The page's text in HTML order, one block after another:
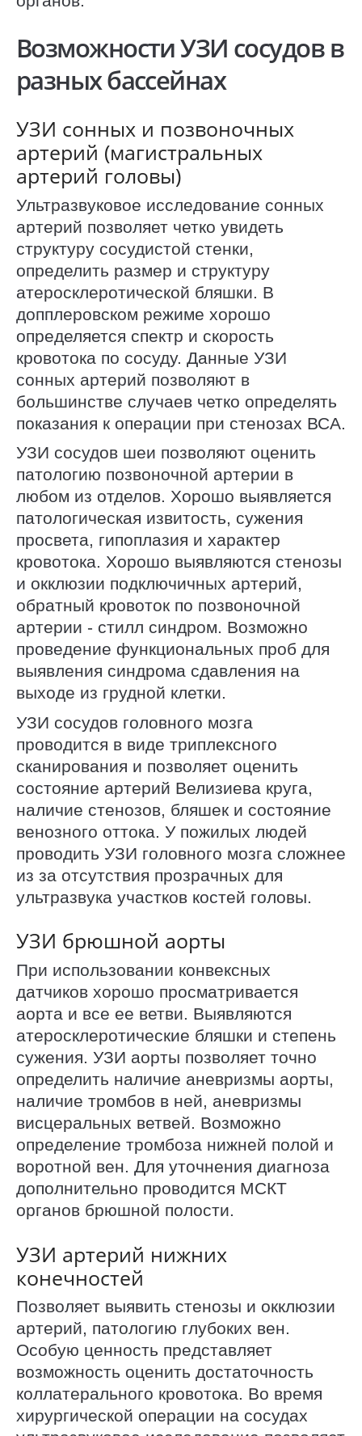
Возможности УЗИ сосудов в
разных бассейнах
УЗИ сонных и позвоночных
артерий (магистральных
артерий головы)
Ультразвуковое исследование сонных
артерий позволяет четко увидеть
структуру сосудистой стенки,
определить размер и структуру
атеросклеротической бляшки. В
допплеровском режиме хорошо
определяется спектр и скорость
кровотока по сосуду. Данные УЗИ
сонных артерий позволяют в
большинстве случаев четко определять
показания к операции при стенозах ВСА.
УЗИ сосудов шеи позволяют оценить
патологию позвоночной артерии в
любом из отделов. Хорошо выявляется
патологическая извитость, сужения
просвета, гипоплазия и характер
кровотока. Хорошо выявляются стенозы
и окклюзии подключичных артерий,
обратный кровоток по позвоночной
артерии - стилл синдром. Возможно
проведение функциональных проб для
выявления синдрома сдавления на
выходе из грудной клетки.
УЗИ сосудов головного мозга
проводится в виде триплексного
сканирования и позволяет оценить
состояние артерий Велизиева круга,
наличие стенозов, бляшек и состояние
венозного оттока. У пожилых людей
проводить УЗИ головного мозга сложнее
из за отсутствия прозрачных для
ультразвука участков костей головы.
УЗИ брюшной аорты
При использовании конвексных
датчиков хорошо просматривается
аорта и все ее ветви. Выявляются
атеросклеротические бляшки и степень
сужения. УЗИ аорты позволяет точно
определить наличие аневризмы аорты,
наличие тромбов в ней, аневризмы
висцеральных ветвей. Возможно
определение тромбоза нижней полой и
воротной вен. Для уточнения диагноза
дополнительно проводится МСКТ
органов брюшной полости.
УЗИ артерий нижних
конечностей
Позволяет выявить стенозы и окклюзии
артерий, патологию глубоких вен.
Особую ценность представляет
возможность оценить достаточность
коллатерального кровотока. Во время
хирургической операции на сосудах